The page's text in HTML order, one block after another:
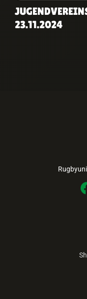
23.11.2024